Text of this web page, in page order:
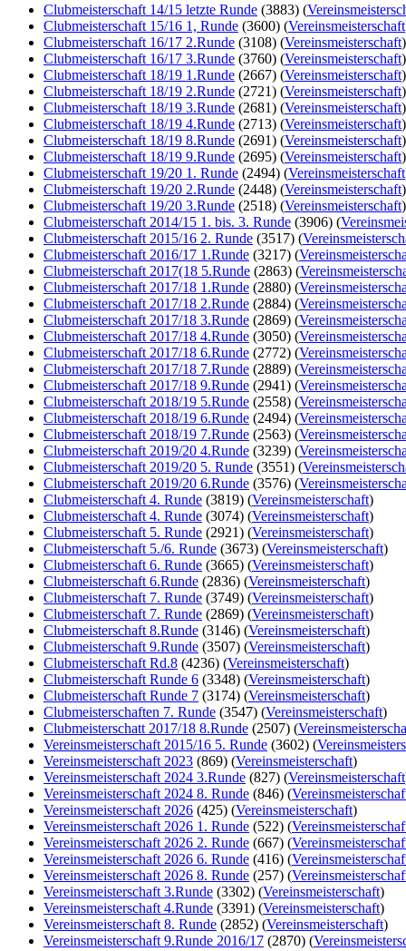
Clubmeisterschaft 14/15 letzte Runde (3883) (
Clubmeisterschaft 15/16 1, Runde (3600) (Vereinsmeisterschaft
Clubmeisterschaft 16/17 2.Runde (3108) (Vereinsmeisterschaft)
Clubmeisterschaft 16/17 3.Runde (3760) (Vereinsmeisterschaft)
Clubmeisterschaft 18/19 1.Runde (2667) (Vereinsmeisterschaft)
Clubmeisterschaft 18/19 2.Runde (2721) (Vereinsmeisterschaft)
Clubmeisterschaft 18/19 3.Runde (2681) (Vereinsmeisterschaft)
Clubmeisterschaft 18/19 4.Runde (2713) (Vereinsmeisterschaft)
Clubmeisterschaft 18/19 8.Runde (2691) (Vereinsmeisterschaft)
Clubmeisterschaft 18/19 9.Runde (2695) (Vereinsmeisterschaft)
Clubmeisterschaft 19/20 1. Runde (2494) (Vereinsmeisterschaft
Clubmeisterschaft 19/20 2.Runde (2448) (Vereinsmeisterschaft)
Clubmeisterschaft 19/20 3.Runde (2518) (Vereinsmeisterschaft)
Clubmeisterschaft 2014/15 1. bis. 3. Runde (3906) (
Clubmeisterschaft 2015/16 2. Runde (3517) (
Clubmeisterschaft 2016/17 1.Runde (3217) (
Clubmeisterschaft 2017(18 5.Runde (2863) (
Clubmeisterschaft 2017/18 1.Runde (2880) (
Clubmeisterschaft 2017/18 2.Runde (2884) (
Clubmeisterschaft 2017/18 3.Runde (2869) (
Clubmeisterschaft 2017/18 4.Runde (3050) (
Clubmeisterschaft 2017/18 6.Runde (2772) (
Clubmeisterschaft 2017/18 7.Runde (2889) (
Clubmeisterschaft 2017/18 9.Runde (2941) (
Clubmeisterschaft 2018/19 5.Runde (2558) (
Clubmeisterschaft 2018/19 6.Runde (2494) (
Clubmeisterschaft 2018/19 7.Runde (2563) (
Clubmeisterschaft 2019/20 4.Runde (3239) (
Clubmeisterschaft 2019/20 5. Runde (3551) (
Clubmeisterschaft 2019/20 6.Runde (3576) (
Clubmeisterschaft 4. Runde (3819) (Vereinsmeisterschaft)
Clubmeisterschaft 4. Runde (3074) (Vereinsmeisterschaft)
Clubmeisterschaft 5. Runde (2921) (Vereinsmeisterschaft)
Clubmeisterschaft 5./6. Runde (3673) (Vereinsmeisterschaft)
Clubmeisterschaft 6. Runde (3665) (Vereinsmeisterschaft)
Clubmeisterschaft 6.Runde (2836) (Vereinsmeisterschaft)
Clubmeisterschaft 7. Runde (3749) (Vereinsmeisterschaft)
Clubmeisterschaft 7. Runde (2869) (Vereinsmeisterschaft)
Clubmeisterschaft 8.Runde (3146) (Vereinsmeisterschaft)
Clubmeisterschaft 9.Runde (3507) (Vereinsmeisterschaft)
Clubmeisterschaft Rd.8 (4236) (Vereinsmeisterschaft)
Clubmeisterschaft Runde 6 (3348) (Vereinsmeisterschaft)
Clubmeisterschaft Runde 7 (3174) (Vereinsmeisterschaft)
Clubmeisterschaften 7. Runde (3547) (Vereinsmeisterschaft)
Clubmeisterschatt 2017/18 8.Runde (2507) (
Vereinsmeisterschaft 2015/16 5. Runde (3602) (
Vereinsmeisterschaft 2023 (869) (Vereinsmeisterschaft)
Vereinsmeisterschaft 2024 3.Runde (827) (Vereinsmeisterschaft
Vereinsmeisterschaft 2024 8. Runde (846) (
Vereinsmeisterschaft 2026 (425) (Vereinsmeisterschaft)
Vereinsmeisterschaft 2026 1. Runde (522) (
Vereinsmeisterschaft 2026 2. Runde (667) (
Vereinsmeisterschaft 2026 6. Runde (416) (
Vereinsmeisterschaft 2026 8. Runde (257) (
Vereinsmeisterschaft 3.Runde (3302) (Vereinsmeisterschaft)
Vereinsmeisterschaft 4.Runde (3391) (Vereinsmeisterschaft)
Vereinsmeisterschaft 8. Runde (2852) (Vereinsmeisterschaft)
Vereinsmeisterschaft 9.Runde 2016/17 (2870) (